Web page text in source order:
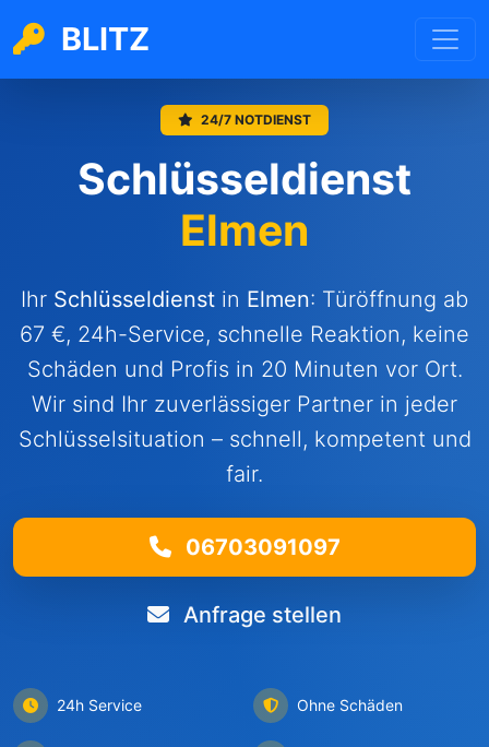
BLITZ
24/7 NOTDIENST
Schlüsseldienst
Elmen
Ihr Schlüsseldienst in Elmen: Türöffnung ab
67 €, 24h-Service, schnelle Reaktion, keine
Schäden und Profis in 20 Minuten vor Ort.
Wir sind Ihr zuverlässiger Partner in jeder
Schlüsselsituation – schnell, kompetent und
fair.
06703091097
Anfrage stellen
24h Service Ohne Schäden